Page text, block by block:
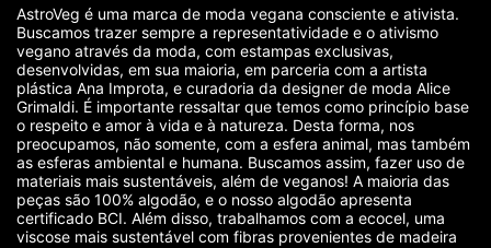
AstroVeg é uma marca de moda vegana consciente e ativista.
Buscamos trazer sempre a representatividade e o ativismo
vegano através da moda, com estampas exclusivas,
desenvolvidas, em sua maioria, em parceria com a artista
plástica Ana Improta, e curadoria da designer de moda Alice
Grimaldi. É importante ressaltar que temos como princípio base
o respeito e amor à vida e à natureza. Desta forma, nos
preocupamos, não somente, com a esfera animal, mas também
as esferas ambiental e humana. Buscamos assim, fazer uso de
materiais mais sustentáveis, além de veganos! A maioria das
peças são 100% algodão, e o nosso algodão apresenta
certificado BCI. Além disso, trabalhamos com a ecocel, uma
viscose mais sustentável com fibras provenientes de madeira